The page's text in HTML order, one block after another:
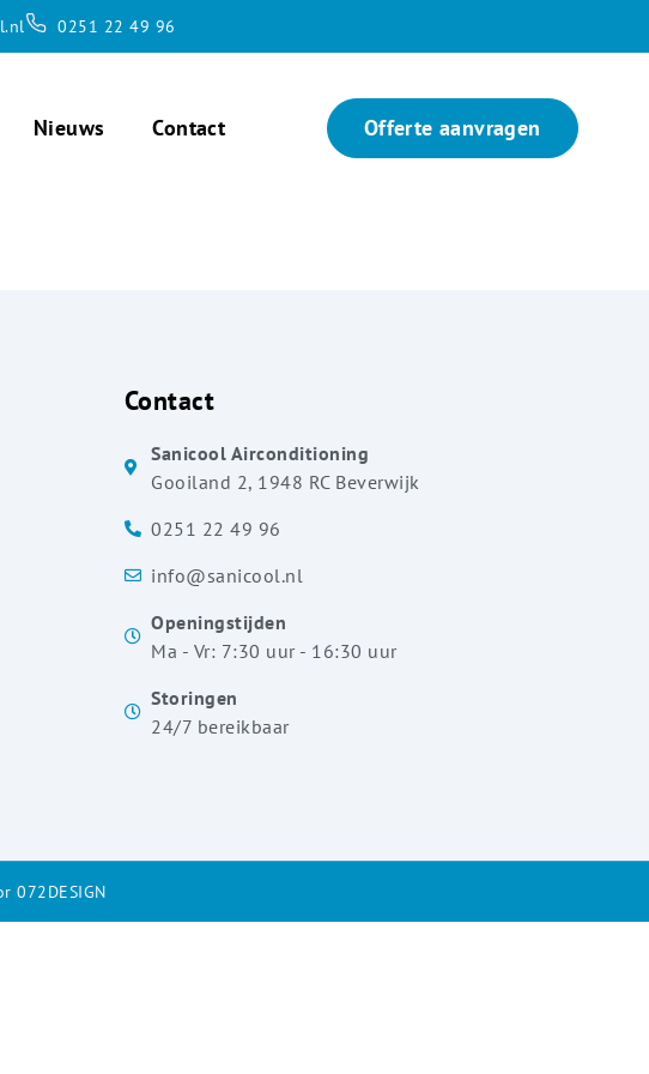
0251 22 49 96
Nieuws Contact Offerte aanvragen
Contact
Sanicool Airconditioning
Gooiland 2, 1948 RC Beverwijk
0251 22 49 96
info@sanicool.nl
Openingstijden
Ma - Vr: 7:30 uur - 16:30 uur
Storingen
24/7 bereikbaar
072DESIGN